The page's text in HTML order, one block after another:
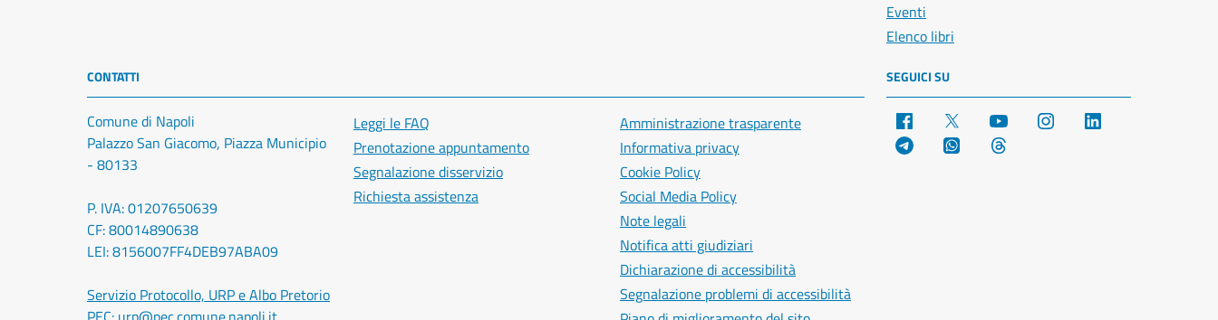
Eventi
Elenco libri
CONTATTI
Comune di Napoli
Palazzo San Giacomo, Piazza Municipio
- 80133
P. IVA: 01207650639
CF: 80014890638
LEI: 8156007FF4DEB97ABA09
Servizio Protocollo, URP e Albo Pretorio
Leggi le FAQ
Prenotazione appuntamento
Segnalazione disservizio
Richiesta assistenza
Amministrazione trasparente
Informativa privacy
Cookie Policy
Social Media Policy
Note legali
Notifica atti giudiziari
Dichiarazione di accessibilità
Segnalazione problemi di accessibilità
SEGUICI SU
Facebook YouTube Instagram
Telegram WhatsApp